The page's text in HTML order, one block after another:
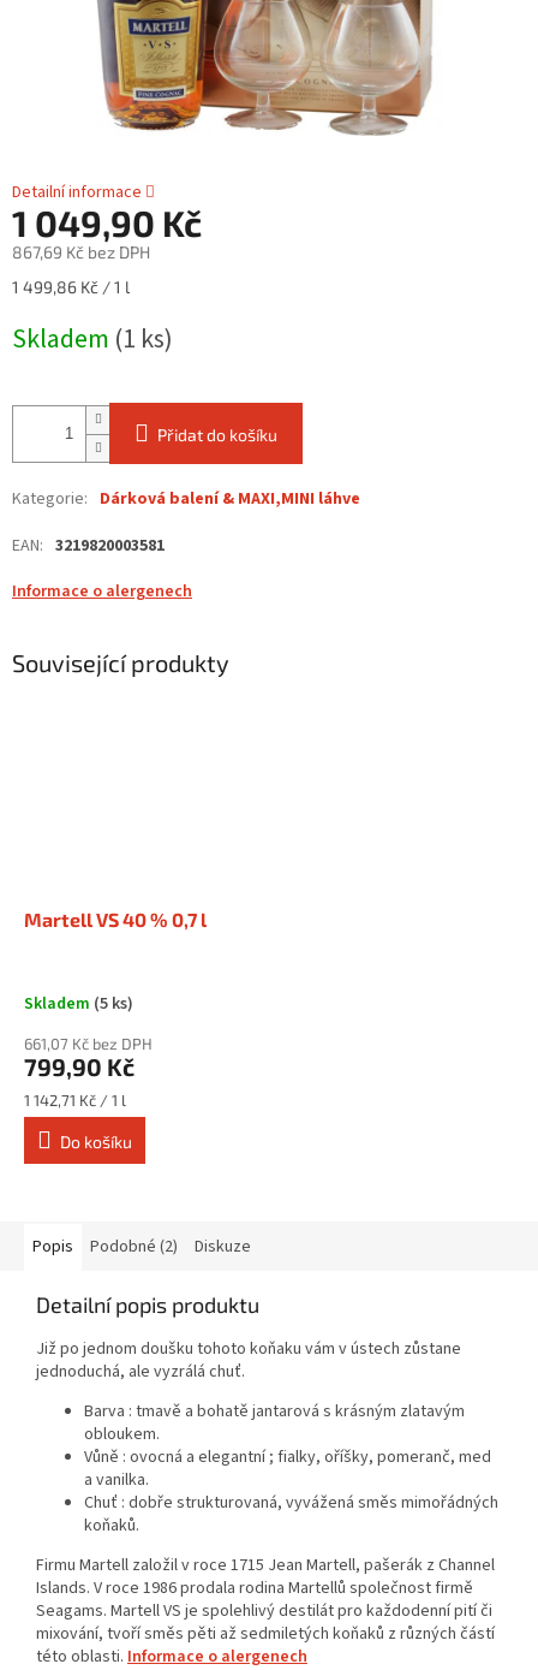
Detailní informace
1 049,90 Kč
867,69 Kč bez DPH
Měrná
1 499,86 Kč / 1 l
Skladem (1 ks)
Přidat do košíku
Kategorie: Dárková balení & MAXI,MINI láhve
EAN: 3219820003581
Informace o alergenech
Související produkty
Martell VS 40 % 0,7 l
Skladem (5 ks)
661,07 Kč bez DPH
799,90 Kč
Měrná
cena:
1 142,71 Kč / 1 l
Do košíku
Popis Podobné (2) Diskuze
Detailní popis produktu
Již po jednom doušku tohoto koňaku vám v ústech zůstane
jednoduchá, ale vyzrálá chuť.
Barva : tmavě a bohatě jantarová s krásným zlatavým
obloukem.
Vůně : ovocná a elegantní ; fialky, oříšky, pomeranč, med
a vanilka.
Chuť : dobře strukturovaná, vyvážená směs mimořádných
koňaků.
Firmu Martell založil v roce 1715 Jean Martell, pašerák z Channel
Islands. V roce 1986 prodala rodina Martellů společnost firmě
Seagams. Martell VS je spolehlivý destilát pro každodenní pití či
mixování, tvoří směs pěti až sedmiletých koňaků z různých částí
této oblasti. Informace o alergenech